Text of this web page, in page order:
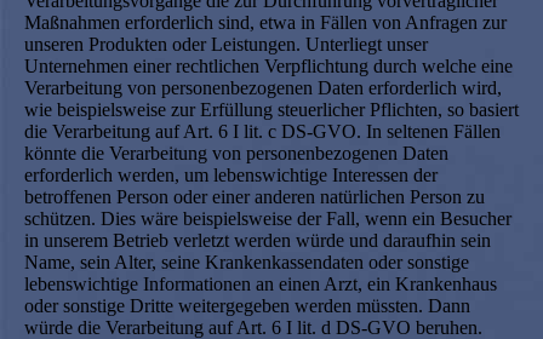
Maßnahmen erforderlich sind, etwa in Fällen von Anfragen zur
unseren Produkten oder Leistungen. Unterliegt unser
Unternehmen einer rechtlichen Verpflichtung durch welche eine
Verarbeitung von personenbezogenen Daten erforderlich wird,
wie beispielsweise zur Erfüllung steuerlicher Pflichten, so basiert
die Verarbeitung auf Art. 6 I lit. c DS-GVO. In seltenen Fällen
könnte die Verarbeitung von personenbezogenen Daten
erforderlich werden, um lebenswichtige Interessen der
betroffenen Person oder einer anderen natürlichen Person zu
schützen. Dies wäre beispielsweise der Fall, wenn ein Besucher
in unserem Betrieb verletzt werden würde und daraufhin sein
Name, sein Alter, seine Krankenkassendaten oder sonstige
lebenswichtige Informationen an einen Arzt, ein Krankenhaus
oder sonstige Dritte weitergegeben werden müssten. Dann
würde die Verarbeitung auf Art. 6 I lit. d DS-GVO beruhen.